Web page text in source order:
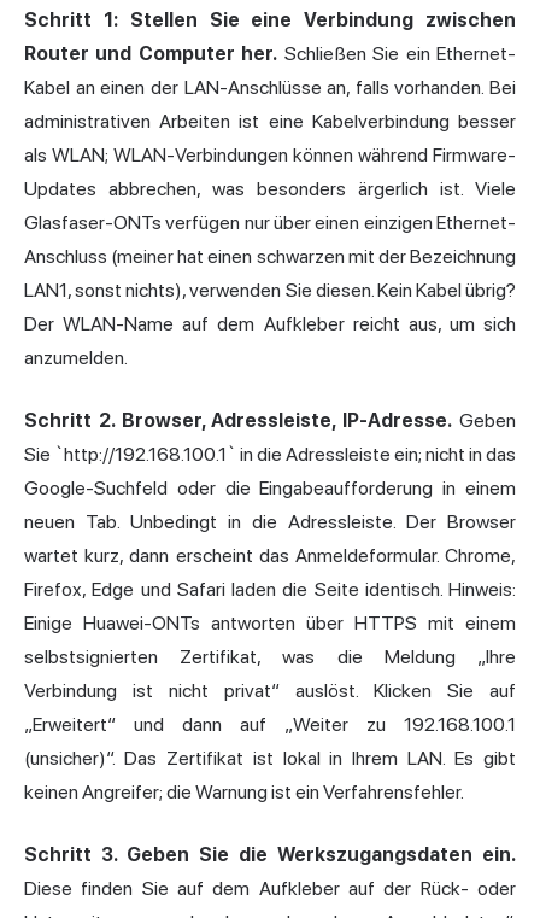
Schritt 1: Stellen Sie eine Verbindung zwischen
Router und Computer her. Schließen Sie ein Ethernet-
Kabel an einen der LAN-Anschlüsse an, falls vorhanden. Bei
administrativen Arbeiten ist eine Kabelverbindung besser
als WLAN; WLAN-Verbindungen können während Firmware-
Updates abbrechen, was besonders ärgerlich ist. Viele
Glasfaser-ONTs verfügen nur über einen einzigen Ethernet-
Anschluss (meiner hat einen schwarzen mit der Bezeichnung
LAN1, sonst nichts), verwenden Sie diesen. Kein Kabel übrig?
Der WLAN-Name auf dem Aufkleber reicht aus, um sich
anzumelden.
Schritt 2. Browser, Adressleiste, IP-Adresse. Geben
Sie `http://192.168.100.1` in die Adressleiste ein; nicht in das
Google-Suchfeld oder die Eingabeaufforderung in einem
neuen Tab. Unbedingt in die Adressleiste. Der Browser
wartet kurz, dann erscheint das Anmeldeformular. Chrome,
Firefox, Edge und Safari laden die Seite identisch. Hinweis:
Einige Huawei-ONTs antworten über HTTPS mit einem
selbstsignierten Zertifikat, was die Meldung „Ihre
Verbindung ist nicht privat“ auslöst. Klicken Sie auf
„Erweitert“ und dann auf „Weiter zu 192.168.100.1
(unsicher)“. Das Zertifikat ist lokal in Ihrem LAN. Es gibt
keinen Angreifer; die Warnung ist ein Verfahrensfehler.
Schritt 3. Geben Sie die Werkszugangsdaten ein.
Diese finden Sie auf dem Aufkleber auf der Rück- oder